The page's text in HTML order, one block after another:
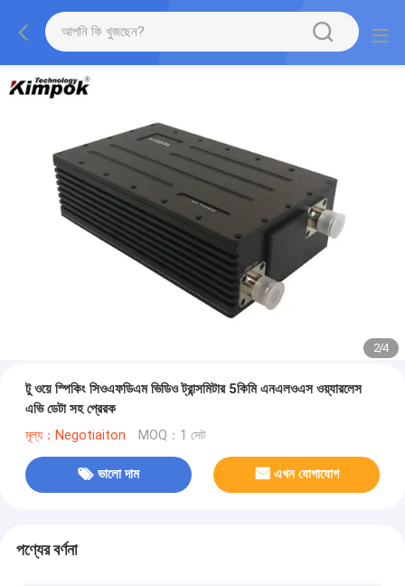
2/4
টু ওয়ে স্পিকিং সিওএফডিএম ভিডিও ট্রান্সমিটার 5কিমি এনএলওএস ওয়্যারলেস
এভি ডেটা সহ প্রেরক
মূল্য：Negotiaiton MOQ：1 সেট
ভালো দাম এখন যোগাযোগ
পণ্যের বর্ণনা